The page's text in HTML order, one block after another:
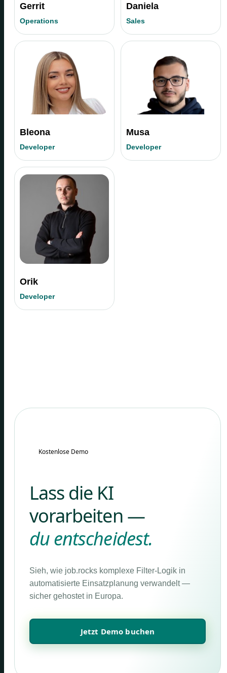
Gerrit
Operations
Daniela
Sales
Bleona
Developer
Musa
Developer
Orik
Developer
Kostenlose Demo
Lass die KI
vorarbeiten —
du entscheidest.
Sieh, wie job.rocks komplexe Filter-Logik in
automatisierte Einsatzplanung verwandelt —
sicher gehostet in Europa.
Jetzt Demo buchen